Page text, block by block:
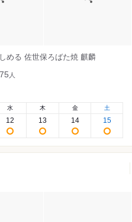
める 佐世保ろばた焼 麒麟
人
水
12
木
13
金
14
土
15